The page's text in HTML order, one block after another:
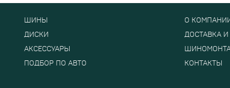
Fronway
Frztrac
Fulda
Galaxia
ШИНЫ
ДИСКИ
АКСЕССУАРЫ
ПОДБОР ПО АВТО
О
ДОСТАВКА И
КОНТАКТЫ